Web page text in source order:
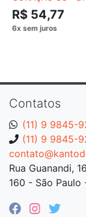
R$ 54,77
Contatos
(11) 9 9845-
(11) 9 9845-
Rua Guanandi,
160 - São Paulo